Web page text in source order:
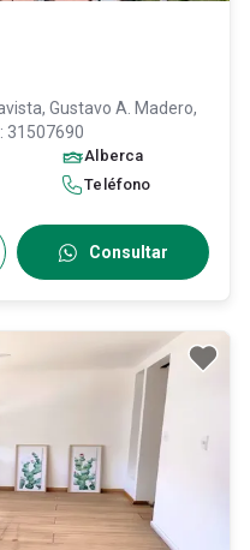
Gustavo A. Madero,
31507690
Alberca
Teléfono
Consultar